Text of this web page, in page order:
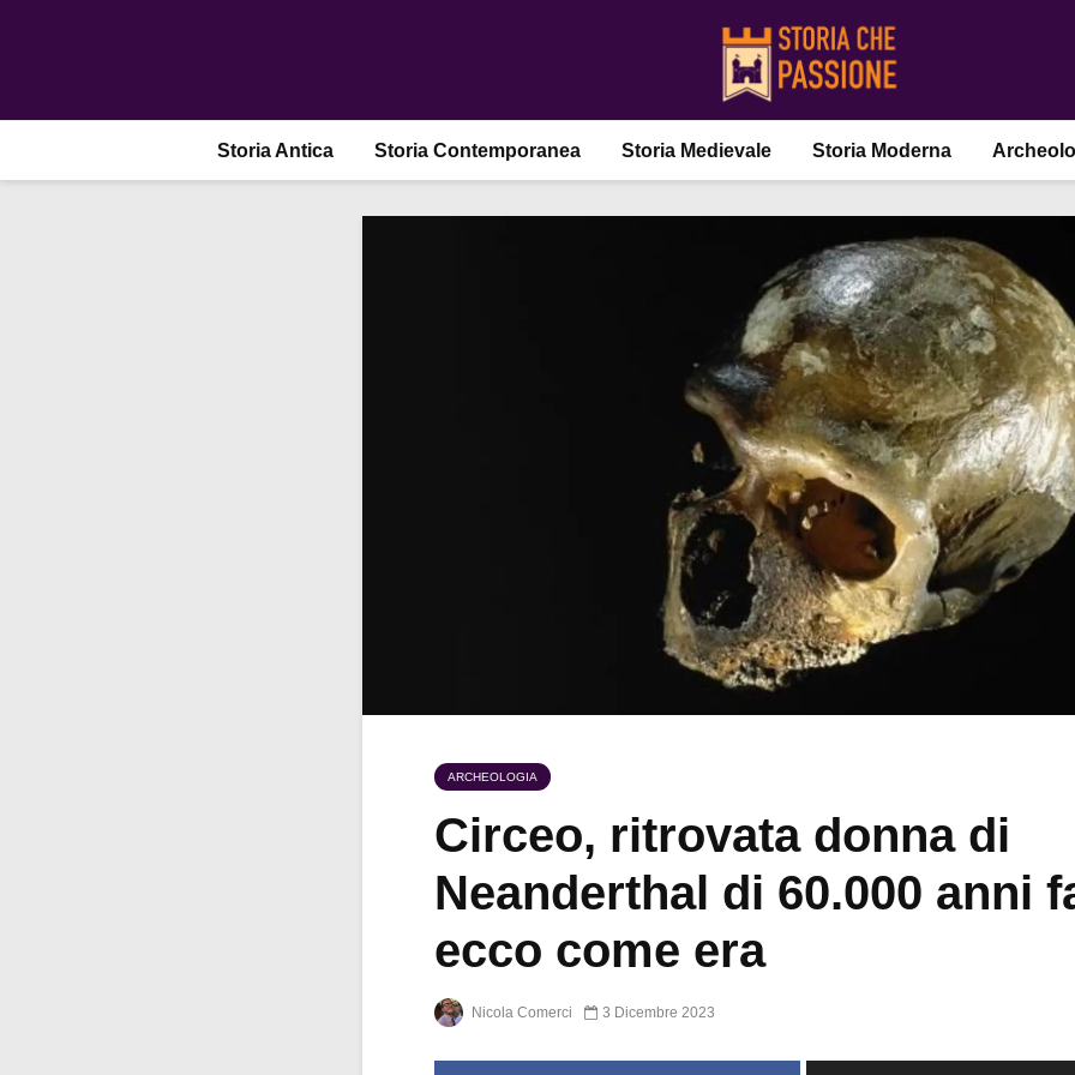
Storia Antica Storia Contemporanea Storia Medievale Storia Moderna
ARCHEOLOGIA
Circeo, ritrovata donna di
Neanderthal di 60.000 anni
ecco come era
Nicola Comerci 3 Dicembre 2023